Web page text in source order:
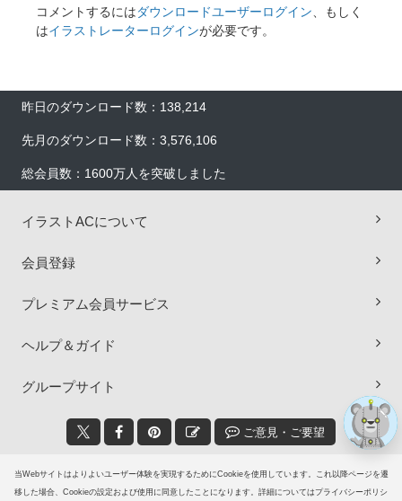
当Webサイトはよりよいユーザー体験を実現するためにCookieを使用しています。これ以降ページを遷
移した場合、Cookieの設定および使用に同意したことになります。詳細についてはプライバシーポリシ
コメントするにはダウンロードユーザーログイン 、もしく
はイラストレーターログインが必要です。
昨日のダウンロード数：138,214
先月のダウンロード数：3,576,106
総会員数：1600万人を突破しました
イラストACについて
会員登録
プレミアム会員サービス
ヘルプ＆ガイド
グループサイト
ご意見・ご要望
© 2006-2026 イラストAC